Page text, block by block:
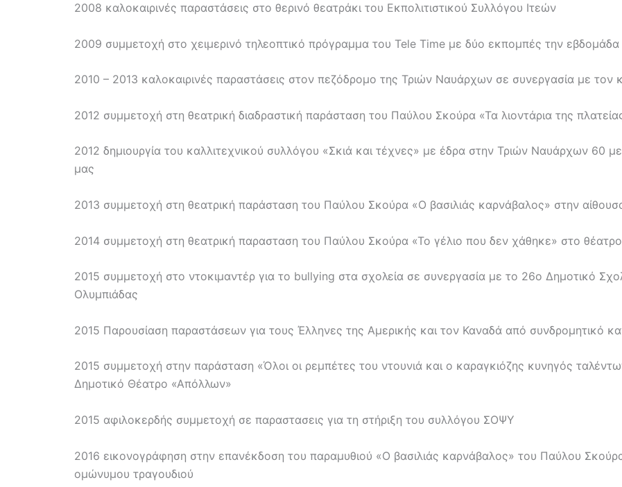
2008 καλοκαιρινές παραστάσεις στο θερινό θεατράκι του Εκπολιτιστικού Συλλόγου Ιτεών
2009 συμμετοχή στο χειμερινό τηλεοπτικό πρόγραμμα του Tele Time με δύο εκπομπές την
2010 – 2013 καλοκαιρινές παραστάσεις στον πεζόδρομο της Τριών Ναυάρχων σε συνεργασία με τον
2012 συμμετοχή στη θεατρική διαδραστική παράσταση του Παύλου Σκούρα «Τα λιοντάρια της
2012 δημιουργία του καλλιτεχνικού συλλόγου «Σκιά και τέχνες» με έδρα στην Τριών Ναυάρχων 60
μας
2013 συμμετοχή στη θεατρική παράσταση του Παύλου Σκούρα «Ο βασιλιάς καρνάβαλος» στην
2014 συμμετοχή στη θεατρική παρασταση του Παύλου Σκούρα «Το γέλιο που δεν χάθηκε» στο
2015 συμμετοχή στο ντοκιμαντέρ για το bullying στα σχολεία σε συνεργασία με το 26ο Δημοτικό
Ολυμπιάδας
2015 Παρουσίαση παραστάσεων για τους Έλληνες της Αμερικής και τον Καναδά από συνδρομητικό
2015 συμμετοχή στην παράσταση «Όλοι οι ρεμπέτες του ντουνιά και ο καραγκιόζης κυνηγός
Δημοτικό Θέατρο «Απόλλων»
2015 αφιλοκερδής συμμετοχή σε παραστασεις για τη στήριξη του συλλόγου ΣΟΨΥ
2016 εικονογράφηση στην επανέκδοση του παραμυθιού «Ο βασιλιάς καρνάβαλος» του Παύλου
ομώνυμου τραγουδιού